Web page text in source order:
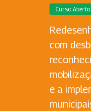
Curso Aberto
com
e a